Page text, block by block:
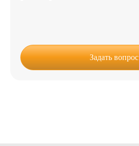
Задать вопрос